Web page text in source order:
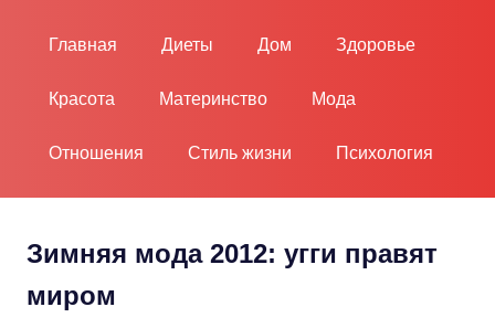
Главная Диеты Дом Здоровье
Красота Материнство Мода
Отношения Стиль жизни Психология
Зимняя мода 2012: угги правят
миром